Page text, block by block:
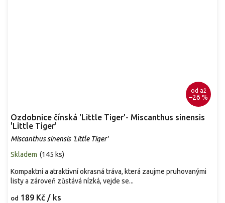
od až
–26 %
Ozdobnice čínská 'Little Tiger'- Miscanthus sinensis
'Little Tiger'
Miscanthus sinensis 'Little Tiger'
Skladem (145 ks)
od 189 Kč / ks
Kompaktní a atraktivní okrasná tráva, která zaujme pruhovanými
listy a zároveň zůstává nízká, vejde se...